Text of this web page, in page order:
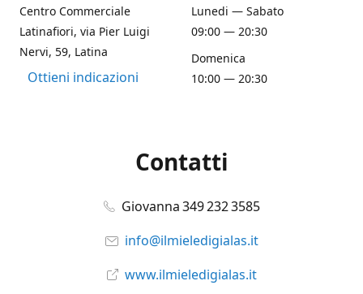
Centro Commerciale
Latinafiori, via Pier Luigi
Nervi, 59, Latina
Ottieni indicazioni
Lunedi — Sabato
09:00 — 20:30
Domenica
10:00 — 20:30
Contatti
Giovanna 349 232 3585
info@ilmieledigialas.it
www.ilmieledigialas.it